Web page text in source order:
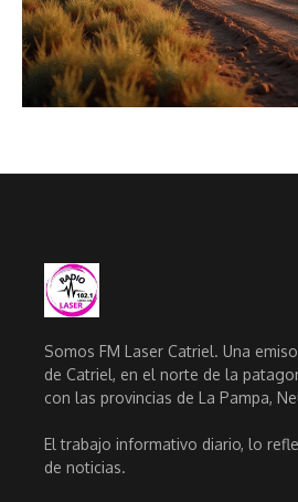
Somos FM Laser Catriel. Una
de Catriel, en el norte de la
con las provincias de La Pampa,
El trabajo informativo diario, lo
de noticias.